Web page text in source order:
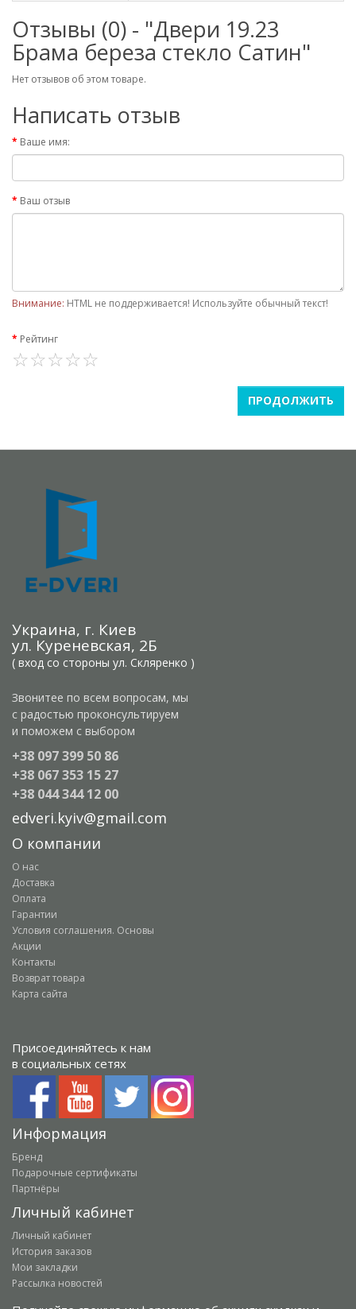
Отзывы (0) - "Двери 19.23
Брама береза стекло Сатин"
Нет отзывов об этом товаре.
Написать отзыв
Ваше имя:
Ваш отзыв
Внимание: HTML не поддерживается! Используйте обычный текст!
Рейтинг
ПРОДОЛЖИТЬ
Украина, г. Киев
ул. Куреневская, 2Б
( вход со стороны ул. Скляренко )
Звонитее по всем вопросам, мы
с радостью проконсультируем
и поможем с выбором
+38 097 399 50 86
+38 067 353 15 27
+38 044 344 12 00
edveri.kyiv@gmail.com
О компании
О нас
Доставка
Оплата
Гарантии
Условия соглашения. Основы
Акции
Контакты
Возврат товара
Карта сайта
Присоединяйтесь к нам
в социальных сетях
Информация
Бренд
Подарочные сертификаты
Партнёры
Личный кабинет
Личный кабинет
История заказов
Мои закладки
Рассылка новостей